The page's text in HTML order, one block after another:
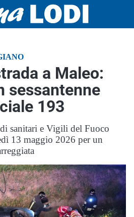
a Maleo:
sessantenne
193
sanitari e Vigili del Fuoco
13 maggio 2026 per un